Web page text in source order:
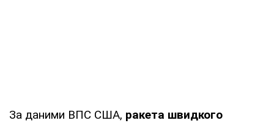
За даними ВПС США, ракета швидкого